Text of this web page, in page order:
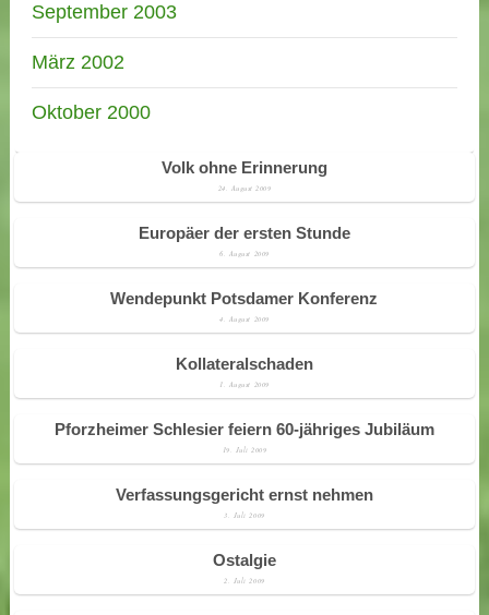
September 2003
März 2002
Oktober 2000
Volk ohne Erinnerung
24. August 2009
Europäer der ersten Stunde
6. August 2009
Wendepunkt Potsdamer Konferenz
4. August 2009
Kollateralschaden
1. August 2009
Pforzheimer Schlesier feiern 60-jähriges Jubiläum
19. Juli 2009
Verfassungsgericht ernst nehmen
3. Juli 2009
Ostalgie
2. Juli 2009